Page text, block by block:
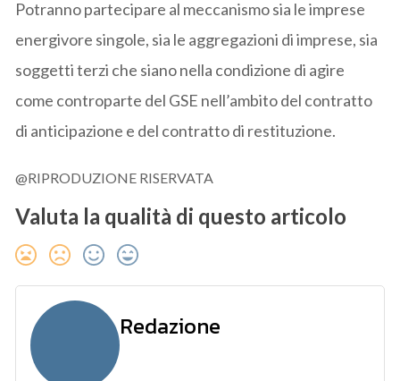
Potranno partecipare al meccanismo sia le imprese
energivore singole, sia le aggregazioni di imprese, sia
soggetti terzi che siano nella condizione di agire
come controparte del GSE nell’ambito del contratto
di anticipazione e del contratto di restituzione.
@RIPRODUZIONE RISERVATA
Valuta la qualità di questo articolo
Redazione